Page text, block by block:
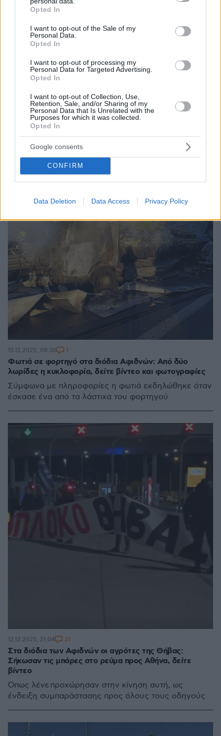
grant or deny consent to Google and its third-party tags to
use your data for below specified purposes in below Google
consent section.
Opted In
I want to opt-out of the Sale of my
Personal Data.
Opted In
I want to opt-out of processing my
Personal Data for Targeted Advertising.
Opted In
I want to opt-out of Collection, Use,
Retention, Sale, and/or Sharing of my
Personal Data that Is Unrelated with the
Purposes for which it was collected.
Opted In
Google consents
CONFIRM
Data Deletion Data Access Privacy Policy
Εισαγγελική παρέμβαση για όσους σήκωσαν τις μπάρες
στα Διόδια Δροσοχωρίου Ιωαννίνων στις αγροτικές
κινητοποιήσεις, σχηματίζεται δικογραφία
Σχηματίζεται από την Τροχαία Ιωαννίνων δικογραφία
για να διαπιστωθεί εάν υπάρχουν αδικήματα - Οι
συνεχίσουν τις κινητοποιήσεις τους ενώ τα τρακτέρ
παραμένουν στα μπλόκα
Φωτιά σε φορτηγό στα διόδια Αφιδνών: Από δύο
λωρίδες η κυκλοφορία, δείτε βίντεο και φωτογραφίες
Σύμφωνα με πληροφορίες η φωτιά εκδηλώθηκε όταν
έσκασε ένα από τα λάστιχα του φορτηγού
15.12.2025, 08:36 1
Στα διόδια των Αφιδνών οι αγρότες της Θήβας:
Σήκωσαν τις μπάρες στο ρεύμα προς Αθήνα, δείτε
βίντεο
Όπως λένε προχώρησαν στην κίνηση αυτή, ως
ένδειξη συμπαράστασης προς όλους τους οδηγούς
12.12.2025, 21:04 21